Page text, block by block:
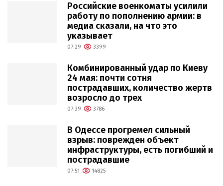
Российские военкоматы усилили
работу по пополнению армии: в
медиа сказали, на что это
указывает
07:29 3399
Комбинированный удар по Киеву
24 мая: почти сотня
пострадавших, количество жертв
возросло до трех
07:39 3786
В Одессе прогремел сильный
взрыв: поврежден объект
инфраструктуры, есть погибший и
пострадавшие
07:51 14825